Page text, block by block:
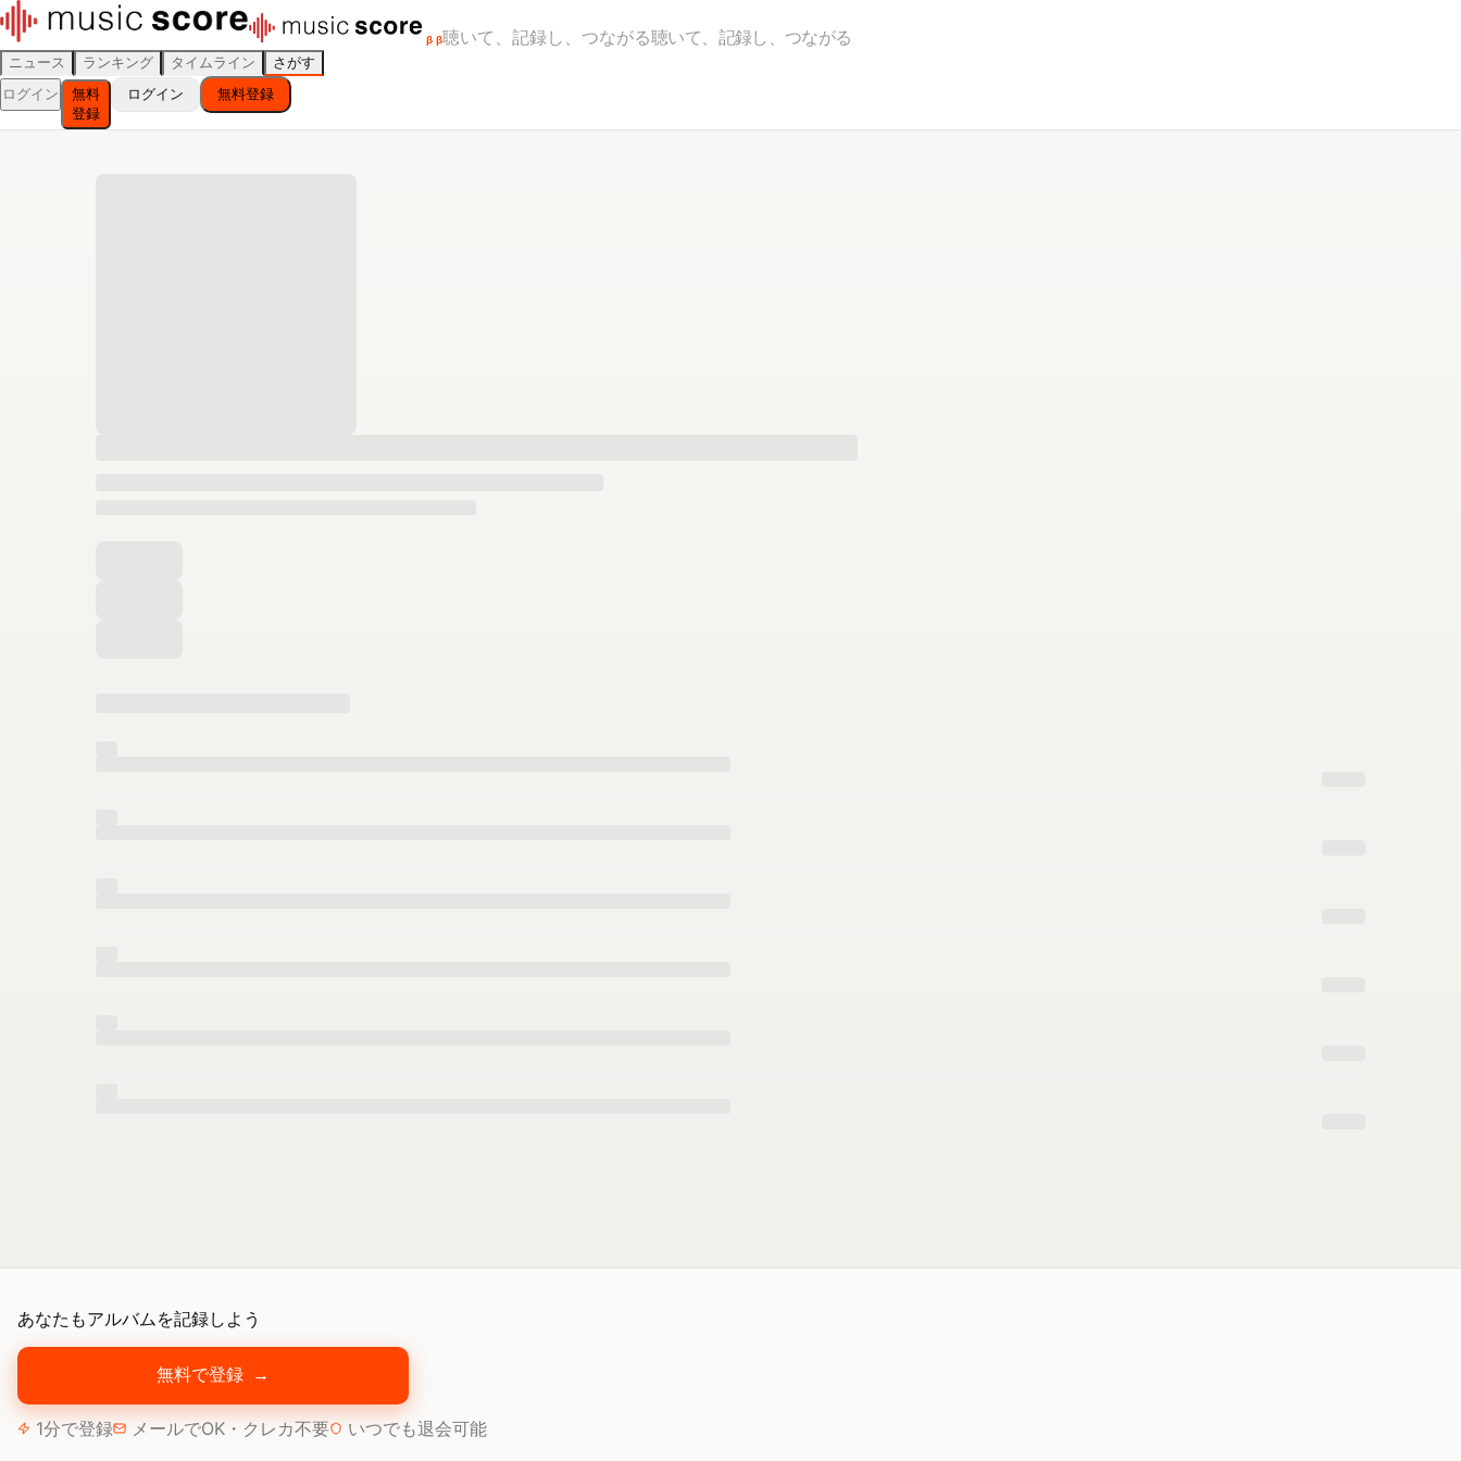
β β聴いて、記録し、つながる聴いて、記録し、つながる
ニュース ランキング タイムライン
さがす
ログイン
無料
登録
ログイン 無料登録
あなたもアルバムを記録しよう
無料で登録 →
1分で登録 メールでOK・クレカ不要 いつでも退会可能